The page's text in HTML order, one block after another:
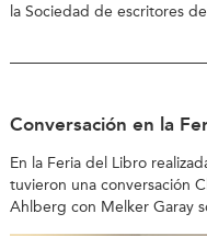
la Sociedad de escritores
Conversación en la
En la Feria del Libro
tuvieron una conversación
Ahlberg con Melker Garay